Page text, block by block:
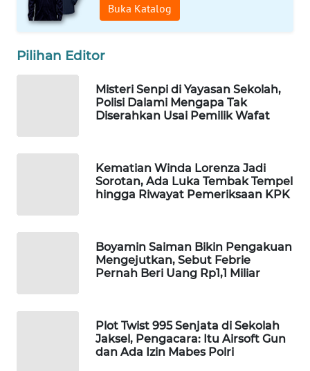
Buka Katalog
Pilihan Editor
Misteri Senpi di Yayasan Sekolah,
Polisi Dalami Mengapa Tak
Diserahkan Usai Pemilik Wafat
Kematian Winda Lorenza Jadi
Sorotan, Ada Luka Tembak Tempel
hingga Riwayat Pemeriksaan KPK
Boyamin Saiman Bikin Pengakuan
Mengejutkan, Sebut Febrie
Pernah Beri Uang Rp1,1 Miliar
Plot Twist 995 Senjata di Sekolah
Jaksel, Pengacara: Itu Airsoft Gun
dan Ada Izin Mabes Polri
WAHANANEWS
WAHANA
WAHANA
OTOMOTIF